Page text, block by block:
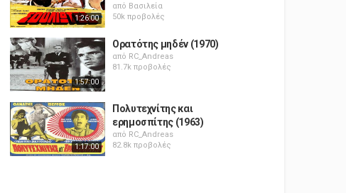
1:26:00
από Βασιλεία
50k προβολές
1:57:00
Ορατότης μηδέν (1970)
από RC_Andreas
81.7k προβολές
1:17:00
Πολυτεχνίτης και
ερημοσπίτης (1963)
από RC_Andreas
82.8k προβολές